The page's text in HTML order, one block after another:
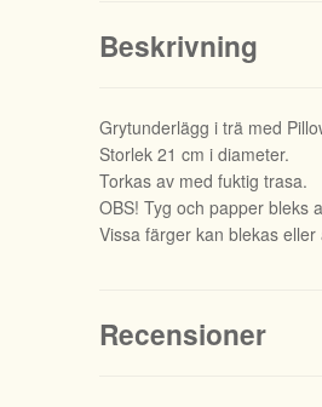
Beskrivning
Grytunderlägg i trä med
Storlek 21 cm i diameter.
Torkas av med fuktig trasa.
OBS! Tyg och papper bleks
Vissa färger kan blekas
Recensioner